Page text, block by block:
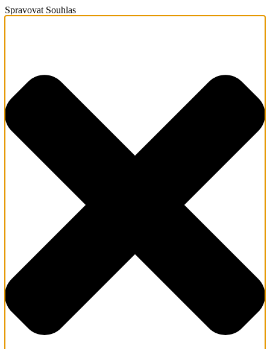
Spravovat Souhlas